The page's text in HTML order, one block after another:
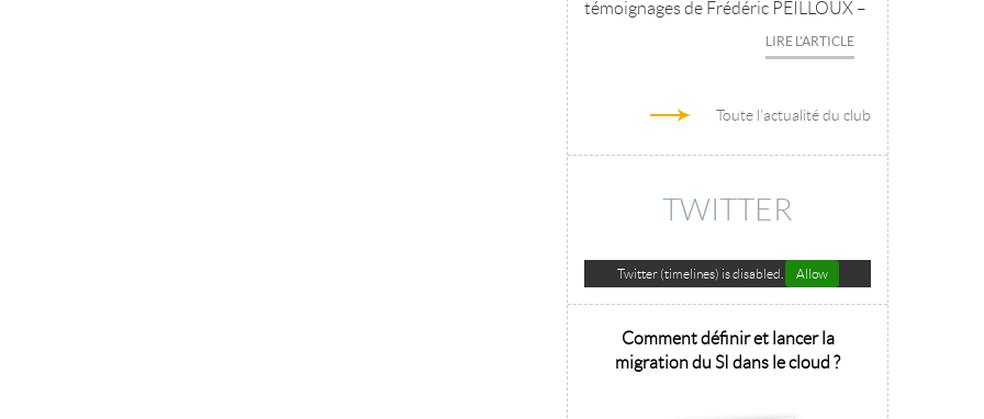
témoignages de Frédéric PEILLOUX –
LIRE L'ARTICLE
Toute l'actualité du club
TWITTER
Twitter (timelines) is disabled. Allow
Comment définir et lancer la
migration du SI dans le cloud ?
Architecture